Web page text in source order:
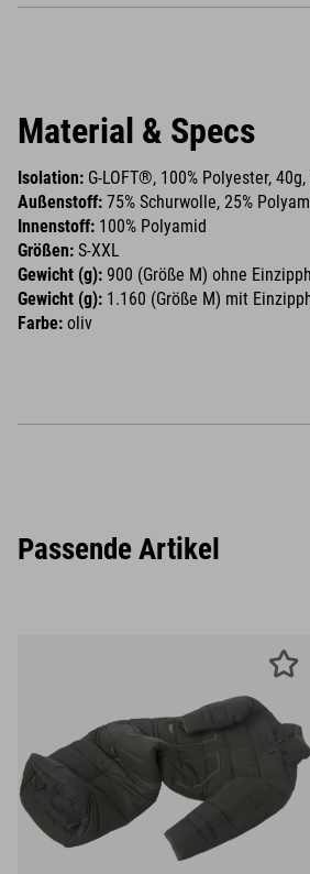
Material & Specs
Isolation: G-LOFT®, 100% Polyester,
Außenstoff: 75% Schurwolle, 25%
Innenstoff: 100% Polyamid
Größen: S-XXL
Gewicht (g): 900 (Größe M) ohne
Gewicht (g): 1.160 (Größe M) mit
Farbe: oliv
Passende Artikel